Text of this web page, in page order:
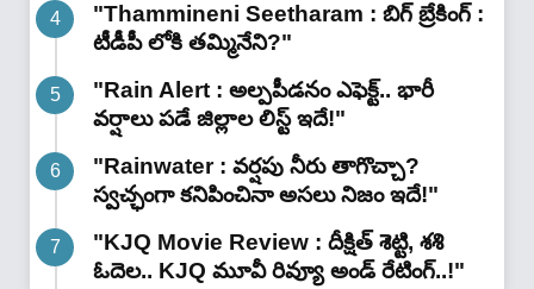
"Thammineni Seetharam : బిగ్ బ్రేకింగ్ :
టీడీపీ లోకి తమ్మినేని?"
"Rain Alert : అల్పపీడనం ఎఫెక్ట్.. భారీ
వర్షాలు పడే జిల్లాల లిస్ట్ ఇదే!"
"Rainwater : వర్షపు నీరు తాగొచ్చా?
స్వచ్ఛంగా కనిపించినా అసలు నిజం ఇదే!"
"KJQ Movie Review : దీక్షిత్ శెట్టి, శశి
ఓదెల.. KJQ మూవీ రివ్యూ అండ్ రేటింగ్‌..!"